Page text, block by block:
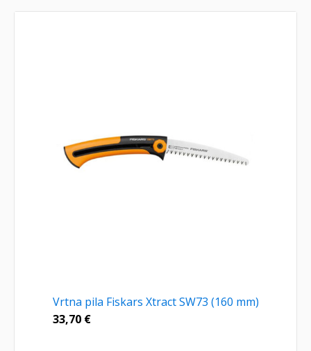
Vrtna pila Fiskars Xtract SW73 (160 mm)
33,70 €